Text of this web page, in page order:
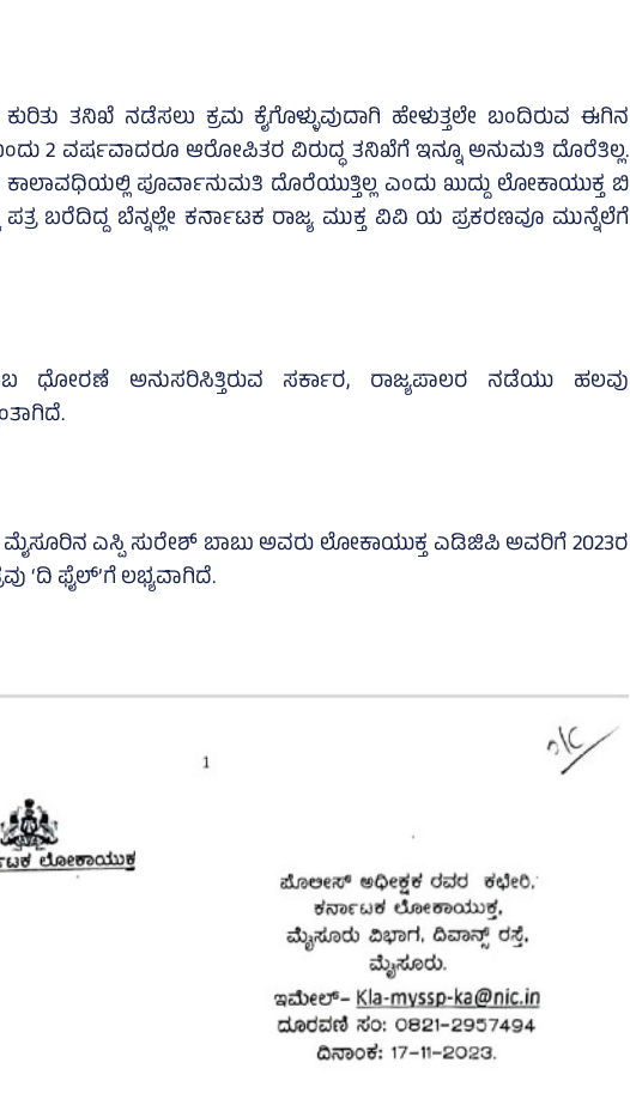
ತನಿಖೆ ನಡೆಸಲು ಕ್ರಮ ಕೈಗೊಳ್ಳುವುದಾಗಿ ಹೇಳುತ್ತಲೇ ಬಂದಿರುವ ಈಗಿನ
2 ವರ್ಷವಾದರೂ ಆರೋಪಿತರ ವಿರುದ್ಧ ತನಿಖೆಗೆ ಇನ್ನೂ ಅನುಮತಿ ದೊರೆತಿಲ್ಲ.
ಪೂರ್ವಾನುಮತಿ ದೊರೆಯುತ್ತಿಲ್ಲ ಎಂದು ಖುದ್ದು ಲೋಕಾಯುಕ್ತ ಬಿ
ಬರೆದಿದ್ದ ಬೆನ್ನಲ್ಲೇ ಕರ್ನಾಟಕ ರಾಜ್ಯ ಮುಕ್ತ ವಿವಿ ಯ ಪ್ರಕರಣವೂ ಮುನ್ನೆಲೆಗೆ
ಧೋರಣೆ ಅನುಸರಿಸಿತ್ತಿರುವ ಸರ್ಕಾರ, ರಾಜ್ಯಪಾಲರ ನಡೆಯು ಹಲವು
ಎಸ್ಪಿ ಸುರೇಶ್‌ ಬಾಬು ಅವರು ಲೋಕಾಯುಕ್ತ ಎಡಿಜಿಪಿ ಅವರಿಗೆ 2023ರ
‘ದಿ ಫೈಲ್‌’ಗೆ ಲಭ್ಯವಾಗಿದೆ.